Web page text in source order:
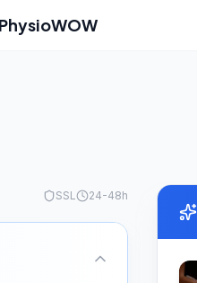
PhysioWOW
SSL 24-48h